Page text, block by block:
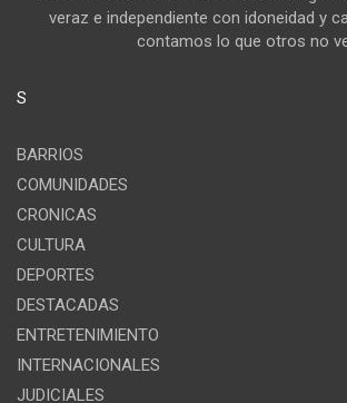
veraz e independiente con idoneidad y
contamos lo que otros no
S
BARRIOS
COMUNIDADES
CRONICAS
CULTURA
DEPORTES
DESTACADAS
ENTRETENIMIENTO
INTERNACIONALES
JUDICIALES